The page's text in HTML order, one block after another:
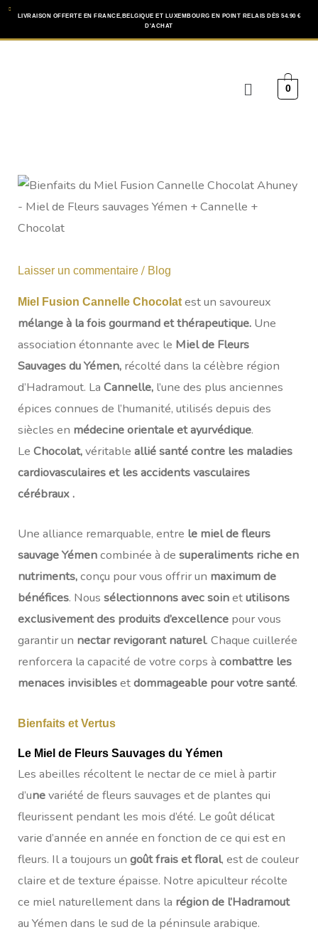
Aller LIVRAISON OFFERTE EN FRANCE,BELGIQUE ET LUXEMBOURG EN POINT RELAIS DÈS 54.90 €
D'ACHAT
Menu 0
Laisser un commentaire / Blog
Miel Fusion Cannelle Chocolatest un savoureux
mélange à la fois gourmand et thérapeutique. Une
association étonnante avec le Miel de Fleurs
Sauvages du Yémen, récolté dans la célèbre région
d’Hadramout. La Cannelle, l’une des plus anciennes
épices connues de l’humanité, utilisés depuis des
siècles en médecine orientale et ayurvédique.
Le Chocolat,véritableallié santé contre les maladies
cardiovasculaires et les accidents vasculaires
cérébraux .
Une alliance remarquable, entre le miel de fleurs
sauvage Yémencombinée à desuperaliments riche en
nutriments,conçu pour vous offrir un maximum de
bénéfices. Noussélectionnons avec soinetutilisons
exclusivement des produits d’excellence pour vous
garantir un nectar revigorant naturel. Chaque cuillerée
renforcera la capacité de votre corps àcombattre les
menaces invisiblesetdommageable pour votre santé.
Bienfaits et Vertus
Le Miel de Fleurs Sauvages du Yémen
Les abeilles récoltent le nectar de ce miel à partir
d’unevariété de fleurs sauvages et de plantes qui
fleurissent pendant les mois d’été. Le goût délicat
varie d’année en année en fonction de ce qui est en
fleurs. Il a toujours ungoût frais et floral, est de couleur
claire et de texture épaisse. Notre apiculteur récolte
ce miel naturellement dans la région de l’Hadramout
au Yémen dans le sud de la péninsule arabique.